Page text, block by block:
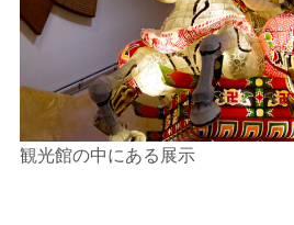
観光館の中にある展示